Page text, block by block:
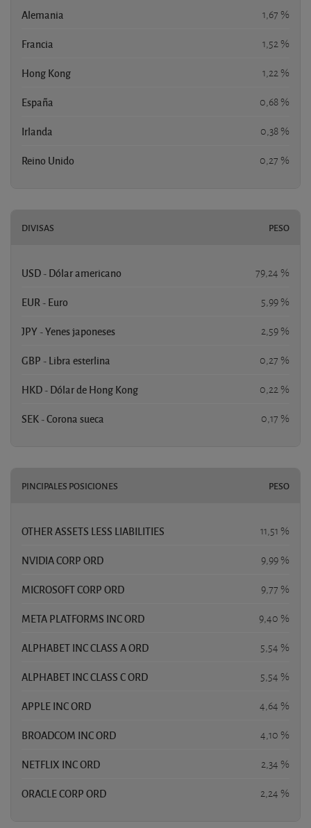
Alemania 1,67 %
Francia 1,52 %
Hong Kong 1,22 %
España 0,68 %
Irlanda 0,38 %
Reino Unido 0,27 %
DIVISAS PESO
USD - Dólar americano 79,24 %
EUR - Euro 5,99 %
JPY - Yenes japoneses 2,59 %
GBP - Libra esterlina 0,27 %
HKD - Dólar de Hong Kong 0,22 %
SEK - Corona sueca 0,17 %
PINCIPALES POSICIONES PESO
OTHER ASSETS LESS LIABILITIES 11,51 %
NVIDIA CORP ORD 9,99 %
MICROSOFT CORP ORD 9,77 %
META PLATFORMS INC ORD 9,40 %
ALPHABET INC CLASS A ORD 5,54 %
ALPHABET INC CLASS C ORD 5,54 %
APPLE INC ORD 4,64 %
BROADCOM INC ORD 4,10 %
NETFLIX INC ORD 2,34 %
ORACLE CORP ORD 2,24 %